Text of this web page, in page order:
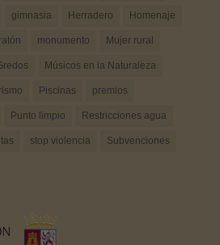
gimnasia Herradero Homenaje
monumento Mujer rural
Músicos en la Naturaleza
Piscinas premios
Punto limpio Restricciones agua
stop violencia Subvenciones